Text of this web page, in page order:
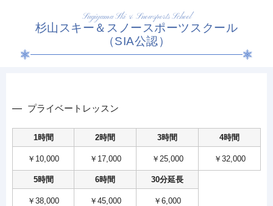
Sugiyama Ski & Snowsports School
杉山スキー＆スノースポーツスクール
（SIA公認）
プライベートレッスン
1時間 2時間 3時間 4時間
￥10,000 ￥17,000 ￥25,000 ￥32,000
5時間 6時間 30分延長
￥38,000 ￥45,000 ￥6,000